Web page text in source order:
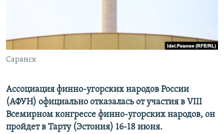
Все сайты РСЕ/РС
Саранск
Ассоциация финно-угорских народов России
(АФУН) официально отказалась от участия в VIII
Всемирном конгрессе финно-угорских народов, он
пройдет в Тарту (Эстония) 16-18 июня.